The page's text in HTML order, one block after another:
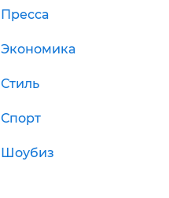
Пресса
Экономика
Стиль
Спорт
Шоубиз